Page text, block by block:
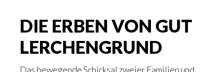
DIE ERBEN VON GUT
LERCHENGRUND
Das bewegende Schicksal zweier Familien und